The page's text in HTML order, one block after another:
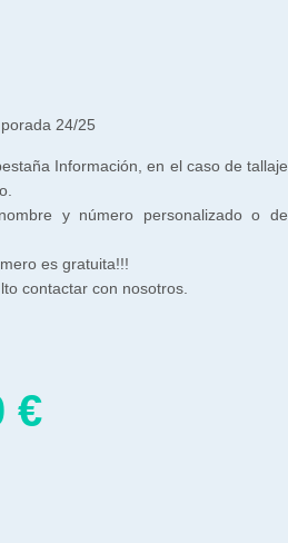
24/25
Información, en el caso de tallaje
y número personalizado o de
es gratuita!!!
contactar con nosotros.
€